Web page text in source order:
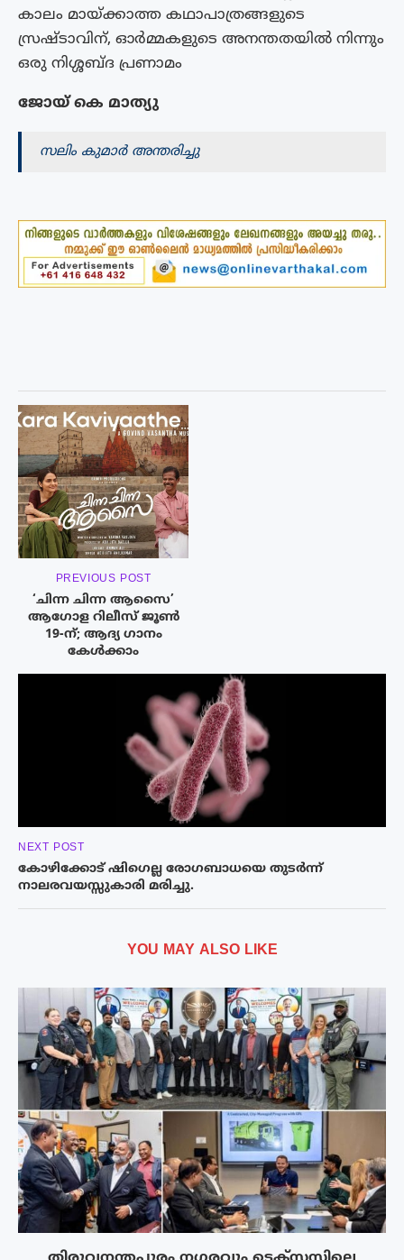
കാലം മായ്ക്കാത്ത കഥാപാത്രങ്ങളുടെ
സ്രഷ്ടാവിന്, ഓർമ്മകളുടെ അനന്തതയിൽ നിന്നും
ഒരു നിശ്ശബ്ദ പ്രണാമം
ജോയ് കെ മാത്യു
സലിം കുമാർ അന്തരിച്ചു
PREVIOUS POST
‘ചിന്ന ചിന്ന ആസൈ’
ആഗോള റിലീസ് ജൂൺ
19-ന്; ആദ്യ ഗാനം
കേൾക്കാം
NEXT POST
കോഴിക്കോട് ഷിഗെല്ല രോഗബാധയെ തുടർന്ന്
നാലരവയസ്സുകാരി മരിച്ചു.
YOU MAY ALSO LIKE